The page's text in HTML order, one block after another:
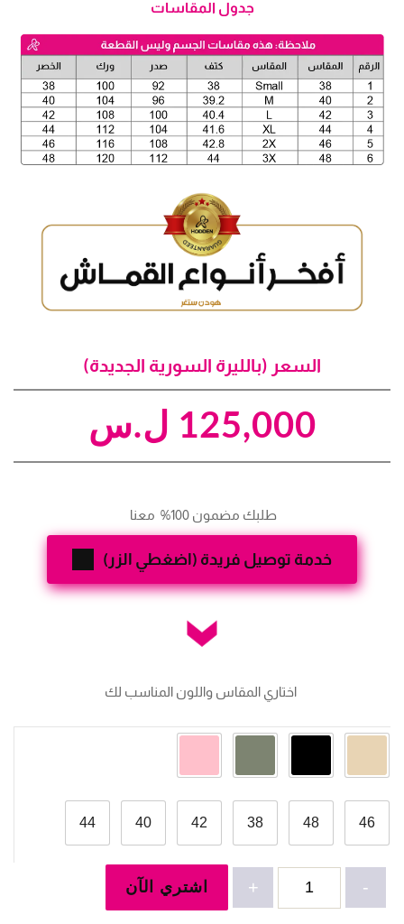
جدول المقاسات
السعر (بالليرة السورية الجديدة)
125,000 ل.س
طلبك مضمون 100%  معنا
خدمة توصيل فريدة (اضغطي الزر)
46
48
38
42
40
44
-
بروتيل-4983
+ اشتري الآن